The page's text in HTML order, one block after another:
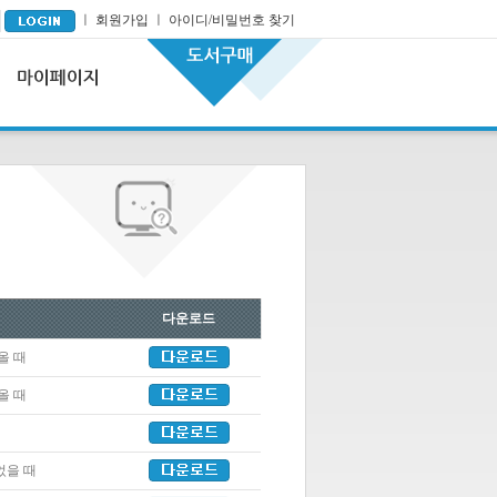
회원가입 아이디/비밀번호 찾기
다운로드
때
때
을 때